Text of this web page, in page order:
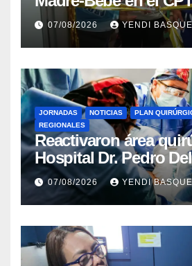
del Aeropuerto
Rincón
07/08/2026 YENDI
JORNADAS NOTICIAS
PLAN
REGIONALES
Reactivaron área
Hospital Dr. Pedro
Guárico
07/08/2026 YENDI